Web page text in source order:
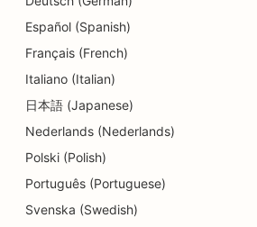
SEO võlanõustamise teenuste jaoks
SEO hambaravikliinikutele
SEO söögikohtadele
SEO dermabrasiooniteenuste jaoks
SEO detailide kauplustele
Español (Spanish)
Français (French)
Italiano (Italian)
日本語 (Japanese)
Nederlands (Nederlands)
Polski (Polish)
Português (Portuguese)
Svenska (Swedish)